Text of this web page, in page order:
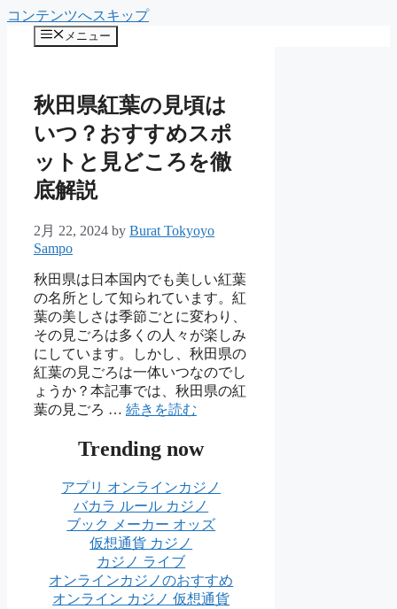
コンテンツへスキップ
メニュー
秋田県紅葉の見頃は
いつ？おすすめスポ
ットと見どころを徹
底解説
2月 22, 2024 by Burat Tokyoyo
Sampo
秋田県は日本国内でも美しい紅葉
の名所として知られています。紅
葉の美しさは季節ごとに変わり、
その見ごろは多くの人々が楽しみ
にしています。しかし、秋田県の
紅葉の見ごろは一体いつなのでし
ょうか？本記事では、秋田県の紅
葉の見ごろ … 続きを読む
Trending now
アプリ オンラインカジノ
バカラ ルール カジノ
ブック メーカー オッズ
仮想通貨 カジノ
カジノ ライブ
オンラインカジノのおすすめ
オンライン カジノ 仮想通貨